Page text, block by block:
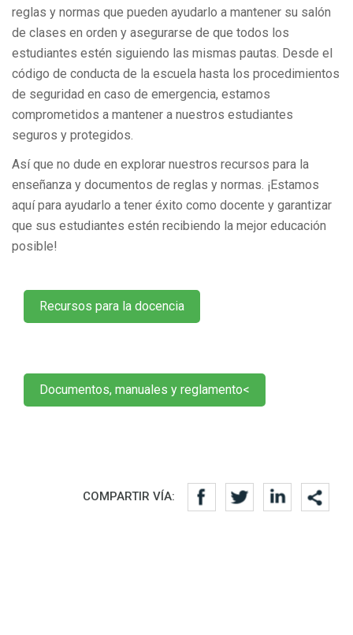
reglas y normas que pueden ayudarlo a mantener su salón
de clases en orden y asegurarse de que todos los
estudiantes estén siguiendo las mismas pautas. Desde el
código de conducta de la escuela hasta los procedimientos
de seguridad en caso de emergencia, estamos
comprometidos a mantener a nuestros estudiantes
seguros y protegidos.
Así que no dude en explorar nuestros recursos para la
enseñanza y documentos de reglas y normas. ¡Estamos
aquí para ayudarlo a tener éxito como docente y garantizar
que sus estudiantes estén recibiendo la mejor educación
posible!
Recursos para la docencia
Documentos, manuales y reglamento<
Redes sociales
COMPARTIR VÍA: